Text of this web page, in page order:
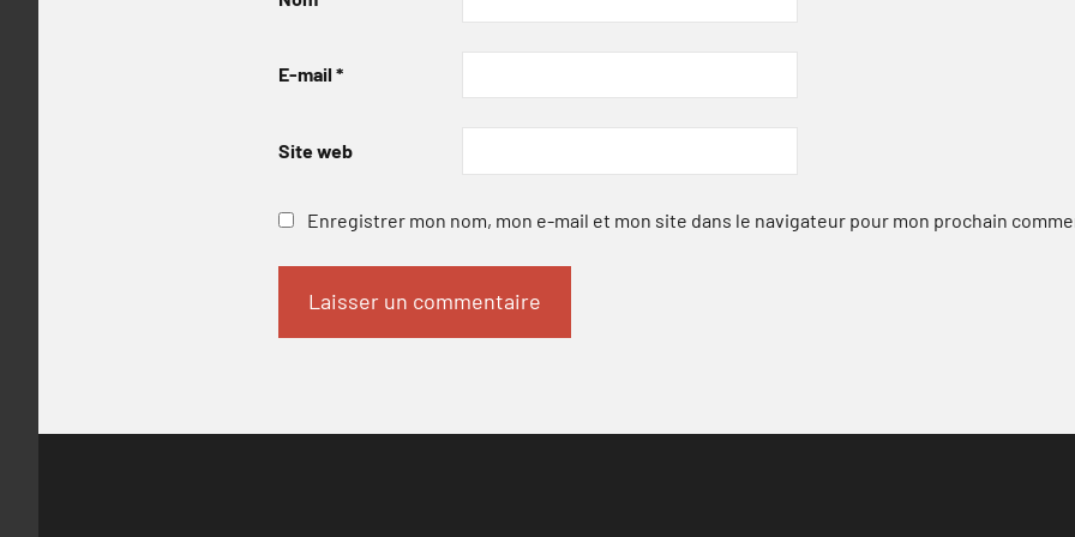
E-mail *
Site web
Enregistrer mon nom, mon e-mail et mon site dans le navigateur pour mon prochain